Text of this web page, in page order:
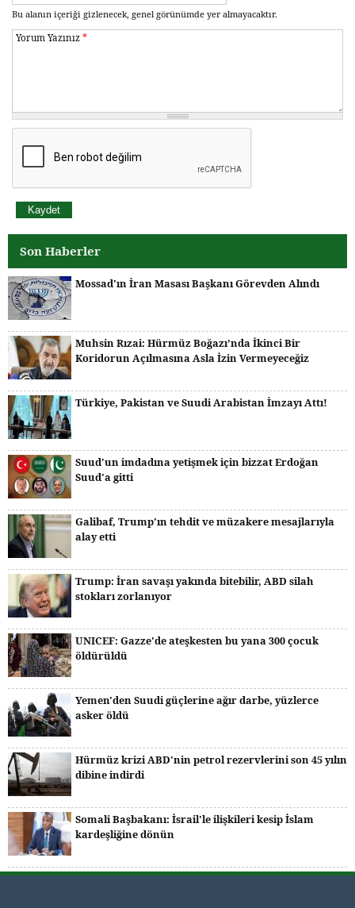
Bu alanın içeriği gizlenecek, genel görünümde yer almayacaktır.
Yorum Yazınız*
Son Haberler
Mossad'ın İran Masası Başkanı Görevden Alındı
Muhsin Rızai: Hürmüz Boğazı’nda İkinci Bir
Koridorun Açılmasına Asla İzin Vermeyeceğiz
Türkiye, Pakistan ve Suudi Arabistan İmzayı Attı!
Suud'un imdadına yetişmek için bizzat Erdoğan
Suud'a gitti
Galibaf, Trump'ın tehdit ve müzakere mesajlarıyla
alay etti
Trump: İran savaşı yakında bitebilir, ABD silah
stokları zorlanıyor
UNICEF: Gazze'de ateşkesten bu yana 300 çocuk
öldürüldü
Yemen'den Suudi güçlerine ağır darbe, yüzlerce
asker öldü
Hürmüz krizi ABD'nin petrol rezervlerini son 45 yılın
dibine indirdi
Somali Başbakanı: İsrail'le ilişkileri kesip İslam
kardeşliğine dönün